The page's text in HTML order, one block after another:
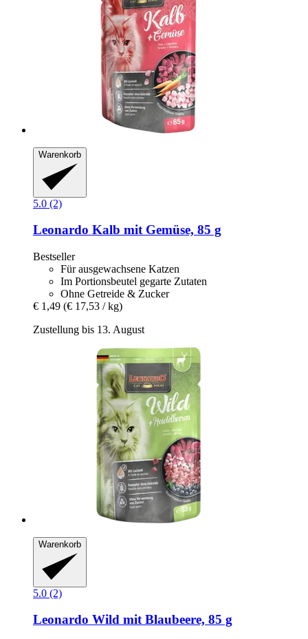
Warenkorb
5.0 (2)
Leonardo Kalb mit Gemüse, 85 g
Bestseller
Für ausgewachsene Katzen
Im Portionsbeutel gegarte Zutaten
Ohne Getreide & Zucker
€ 1,49 (€ 17,53 / kg)
Zustellung bis 13. August
Warenkorb
5.0 (2)
Leonardo Wild mit Blaubeere, 85 g